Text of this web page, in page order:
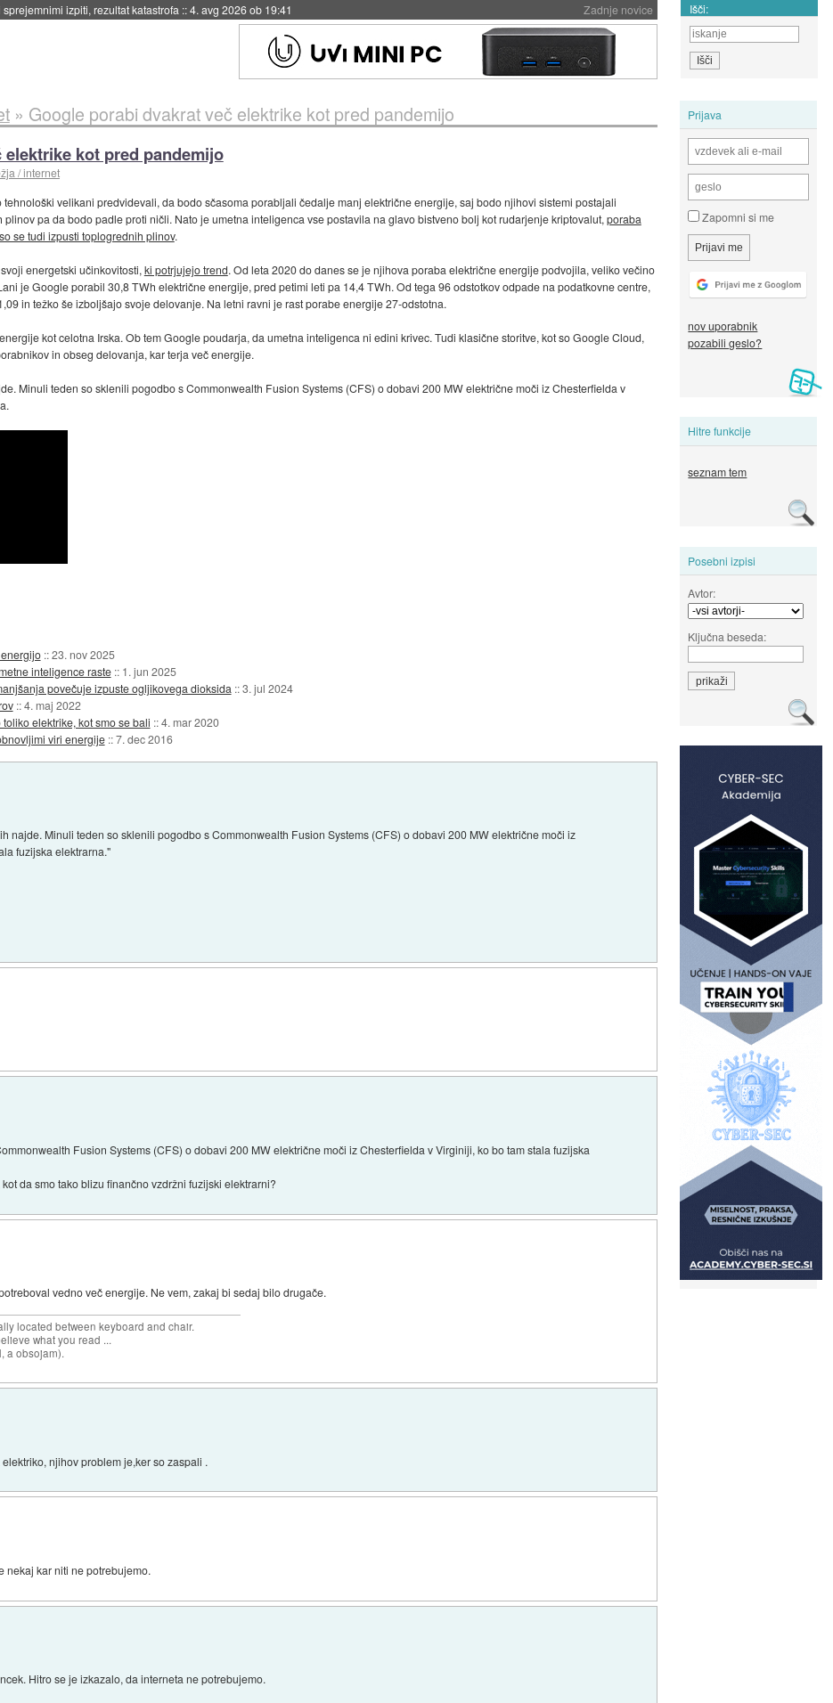
Zadnje novice
raketo za večkratno uporabo::4. avg 2026 ob 19:41 Išči:
Prijava
Zapomni si me
nov uporabnik
pozabili geslo?
Hitre funkcije
seznam tem
Posebni izpisi
Avtor:
Ključna beseda:
» Google porabi dvakrat več elektrike kot pred pandemijo
kot pred pandemijo
/ internet
velikani predvidevali, da bodo sčasoma porabljali čedalje manj električne energije, saj bodo njihovi sistemi postajali
pa da bodo padle proti ničli. Nato je umetna inteligenca vse postavila na glavo bistveno bolj kot rudarjenje kriptovalut, poraba
se tudi izpusti toplogrednih plinov.
energetski učinkovitosti, ki potrjujejo trend. Od leta 2020 do danes se je njihova poraba električne energije podvojila, veliko večino
je Google porabil 30,8 TWh električne energije, pred petimi leti pa 14,4 TWh. Od tega 96 odstotkov odpade na podatkovne centre,
in težko še izboljšajo svoje delovanje. Na letni ravni je rast porabe energije 27-odstotna.
kot celotna Irska. Ob tem Google poudarja, da umetna inteligenca ni edini krivec. Tudi klasične storitve, kot so Google Cloud,
in obseg delovanja, kar terja več energije.
Minuli teden so sklenili pogodbo s Commonwealth Fusion Systems (CFS) o dobavi 200 MW električne moči iz Chesterfielda v
::23. nov 2025
inteligence raste :: 1. jun 2025
povečuje izpuste ogljikovega dioksida ::3. jul 2024
::4. maj 2022
elektrike, kot smo se bali ::4. mar 2020
viri energije ::7. dec 2016
najde. Minuli teden so sklenili pogodbo s Commonwealth Fusion Systems (CFS) o dobavi 200 MW električne moči iz
fuzijska elektrarna."
Fusion Systems (CFS) o dobavi 200 MW električne moči iz Chesterfielda v Virginiji, ko bo tam stala fuzijska
da smo tako blizu finančno vzdržni fuzijski elektrarni?
vedno več energije. Ne vem, zakaj bi sedaj bilo drugače.
located between keyboard and chair.
what you read ...
a obsojam).
njihov problem je,ker so zaspali .
nekaj kar niti ne potrebujemo.
Hitro se je izkazalo, da interneta ne potrebujemo.